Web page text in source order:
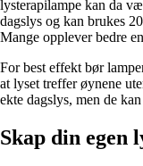
lysterapilampe kan da
dagslys og kan brukes
Mange opplever bedre
For best effekt bør
at lyset treffer øynene
ekte dagslys, men de
Skap din egen